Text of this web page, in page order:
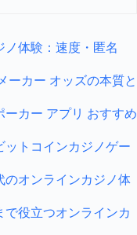
体験：速度・匿名
ーカー オッズの本質と
ーカー アプリ おすすめ
ットコインカジノゲー
のオンラインカジノ体
役立つオンラインカ